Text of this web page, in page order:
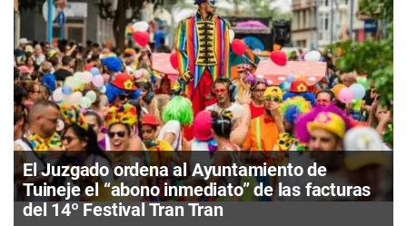
El Juzgado ordena al Ayuntamiento de
Tuineje el “abono inmediato” de las facturas
del 14º Festival Tran Tran